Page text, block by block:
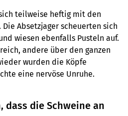
teilweise heftig mit den
Absetzjager scheuerten sich
wiesen ebenfalls Pusteln auf.
andere über den ganzen
wurden die Köpfe
eine nervöse Unruhe.
dass die Schweine an